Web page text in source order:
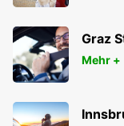
Graz
Mehr +